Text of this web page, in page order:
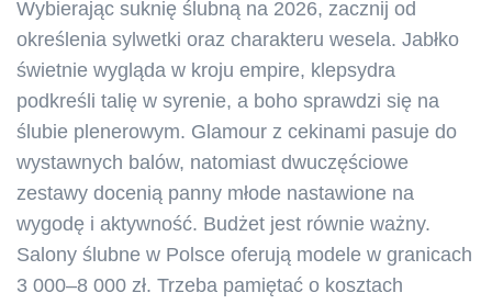
Wybierając suknię ślubną na 2026, zacznij od
określenia sylwetki oraz charakteru wesela. Jabłko
świetnie wygląda w kroju empire, klepsydra
podkreśli talię w syrenie, a boho sprawdzi się na
ślubie plenerowym. Glamour z cekinami pasuje do
wystawnych balów, natomiast dwuczęściowe
zestawy docenią panny młode nastawione na
wygodę i aktywność. Budżet jest równie ważny.
Salony ślubne w Polsce oferują modele w granicach
3 000–8 000 zł. Trzeba pamiętać o kosztach